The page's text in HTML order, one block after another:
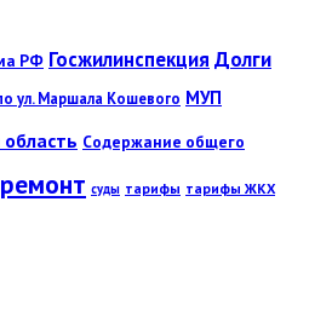
РФ Госжилинспекция Долги
ул. Маршала Кошевого МУП
область Содержание общего
ремонт суды тарифы тарифы ЖКХ